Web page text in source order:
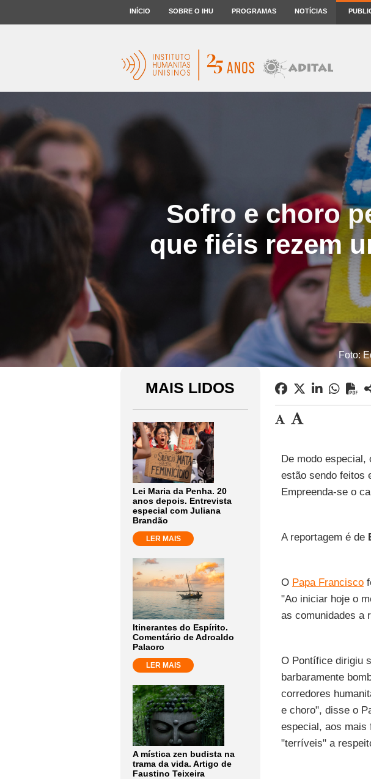
INÍCIO SOBRE O IHU PROGRAMAS NOTÍCIAS
Sofro e choro
que fiéis rezem
Foto:
MAIS LIDOS
Lei Maria da Penha. 20
anos depois. Entrevista
especial com Juliana
Brandão
LER MAIS
Itinerantes do Espírito.
Comentário de Adroaldo
Palaoro
LER MAIS
A mística zen budista na
trama da vida. Artigo de
Faustino Teixeira
De modo especial,
estão sendo feitos
Empreenda-se o
A reportagem é de
O Papa Francisco
"Ao iniciar hoje o
as comunidades a
O Pontífice dirigiu
barbaramente
corredores
e choro", disse o
especial, aos
"terríveis" a